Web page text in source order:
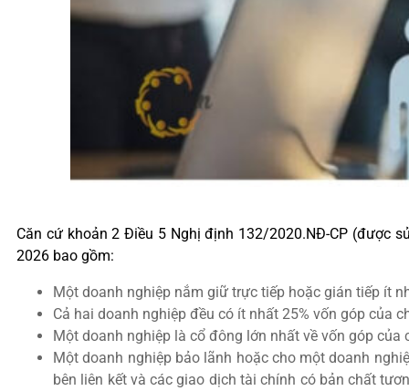
Căn cứ khoản 2 Điều 5 Nghị định 132/2020.NĐ-CP (được
2026 bao gồm:
Một doanh nghiệp nắm giữ trực tiếp hoặc gián tiếp ít
Cả hai doanh nghiệp đều có ít nhất 25% vốn góp của
Một doanh nghiệp là cổ đông lớn nhất về vốn góp
Một doanh nghiệp bảo lãnh hoặc cho một doanh
bên liên kết và các giao dịch tài chính có bản chất